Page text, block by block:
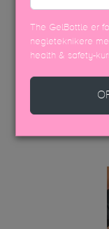
The GelBottle er
negleteknikere
health & safety-